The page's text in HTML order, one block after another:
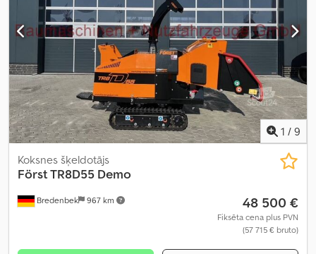
1 / 9
Bredenbek 967 km
Koksnes šķeldotājs
Först TR8D55 Demo
48 500 €
Fiksēta cena plus PVN
(57 715 € bruto)